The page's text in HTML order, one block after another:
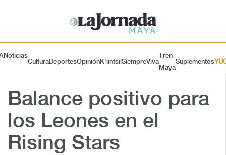
Noticias
CulturaDeportesOpiniónK'iintsil SiempreViva
Tren
Maya
Suplementos
Balance positivo para
los Leones en el
Rising Stars